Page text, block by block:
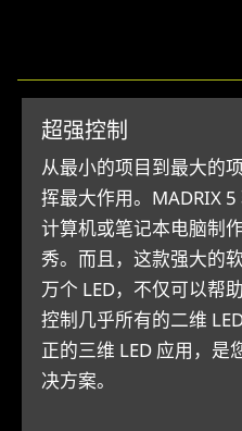
超强控制
从最小的项目到最大的
挥最大作用。MADRIX
计算机或笔记本电脑制
秀。而且，这款强大的
万个 LED，不仅可以帮
控制几乎所有的二维
正的三维 LED 应用，是
决方案。